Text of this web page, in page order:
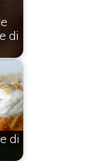
di
di